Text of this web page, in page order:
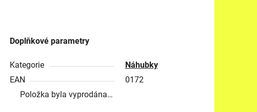
Doplňkové parametry
Kategorie
Náhubky
EAN
0172
Položka byla vyprodána…